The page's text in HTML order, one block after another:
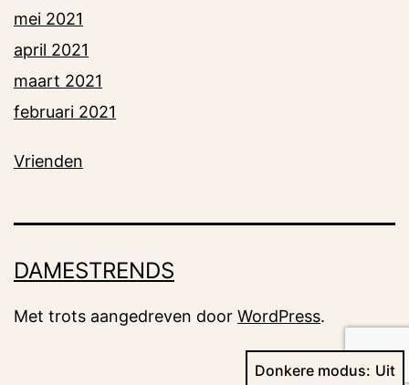
mei 2021
april 2021
maart 2021
februari 2021
Vrienden
DAMESTRENDS
Met trots aangedreven door WordPress.
Donkere modus: